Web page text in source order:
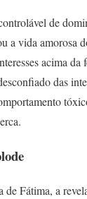
de
a vida amorosa
acima
das
Fátima, a